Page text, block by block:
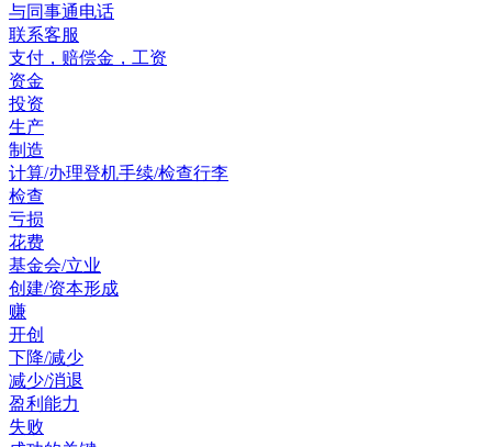
与同事通电话
联系客服
支付，赔偿金，工资
资金
投资
生产
制造
计算/办理登机手续/检查行李
检查
亏损
花费
基金会/立业
创建/资本形成
赚
开创
下降/减少
减少/消退
盈利能力
失败